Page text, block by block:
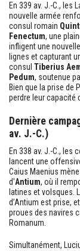
En 339 av. J.-C., les
nouvelle armée
consul romain
Fenectum, une
infligent une
lignes et capturant
consul Tiberius
Pedum, soutenue
Bien que la prise
perdre leur capacité
Dernière
av. J.-C.)
En 338 av. J.-C., les
lancent une
Caius Maenius
d'Antium, où il
latines et volsques.
d’Antium est prise,
proues des navires
Romanum.
Simultanément,